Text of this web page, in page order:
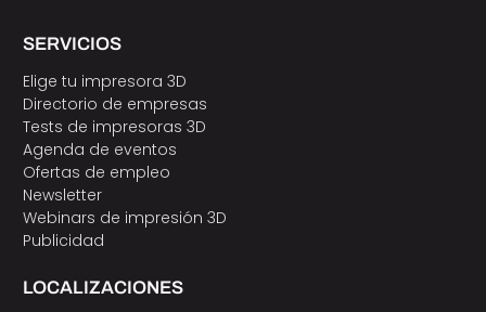
SERVICIOS
Elige tu impresora 3D
Directorio de empresas
Tests de impresoras 3D
Agenda de eventos
Ofertas de empleo
Newsletter
Webinars de impresión 3D
Publicidad
LOCALIZACIONES